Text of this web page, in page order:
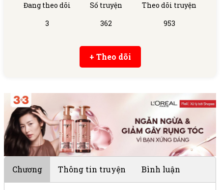
Đang theo dõi
3
Số truyện
362
Theo dõi truyện
953
+ Theo dõi
Chương Thông tin truyện Bình luận